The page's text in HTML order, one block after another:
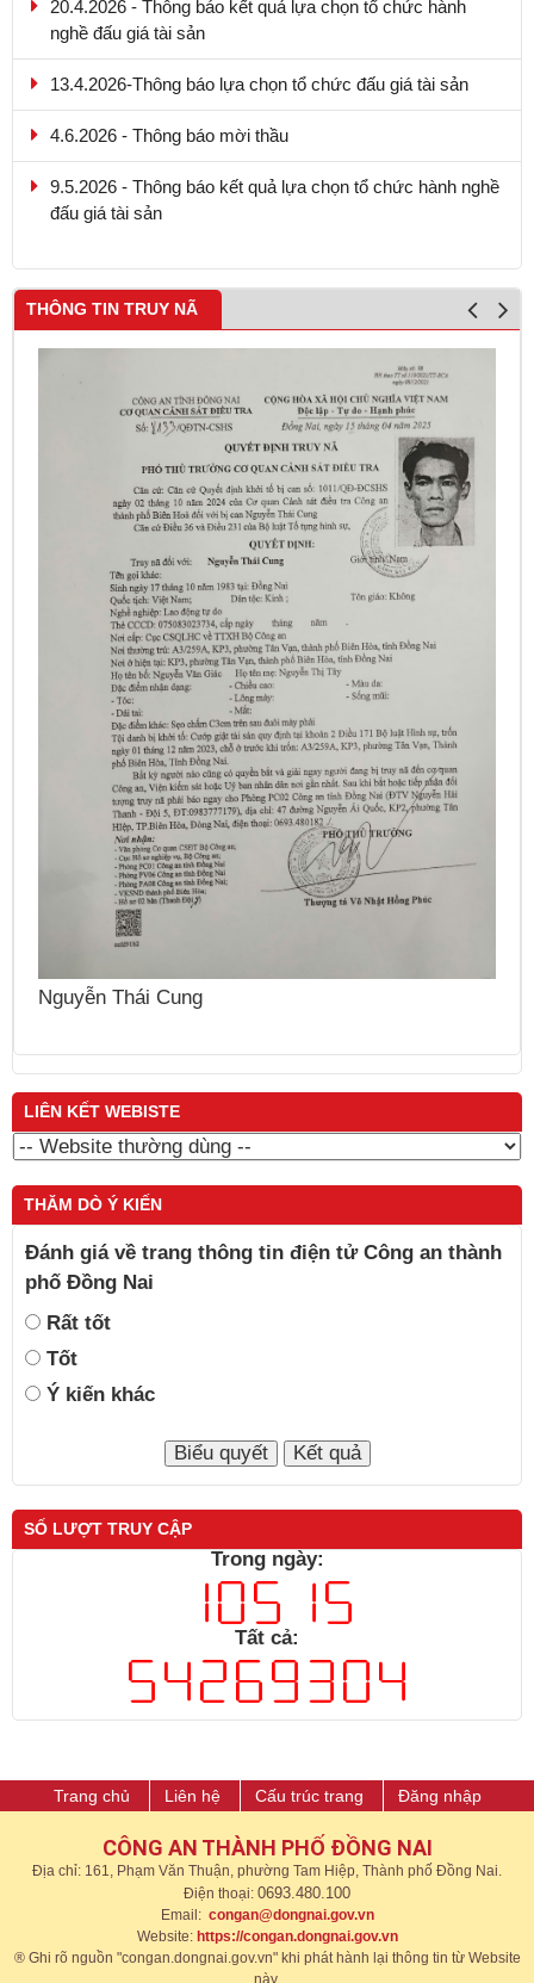
nghề đấu giá tài sản
đấu giá tài sản
THÔNG TIN TRUY NÃ
Nguyễn Thái Cung
LIÊN KẾT WEBISTE
THĂM DÒ Ý KIẾN
Đánh giá về trang thông tin điện tử Công an thành
phố Đồng Nai
Rất tốt
Tốt
Ý kiến khác
SỐ LƯỢT TRUY CẬP
Trong ngày:
Tất cả:
Trang chủ Liên hệ Cấu trúc trang Đăng nhập
CÔNG AN THÀNH PHỐ ĐỒNG NAI
Địa chỉ: 161, Phạm Văn Thuận, phường Tam Hiệp, Thành phố Đồng Nai.
Điện thoại: 0693.480.100
Email: congan@dongnai.gov.vn
Website: https://congan.dongnai.gov.vn​
® Ghi rõ nguồn "congan.dongnai.gov.vn" khi phát hành lại thông tin từ Website
này.​​